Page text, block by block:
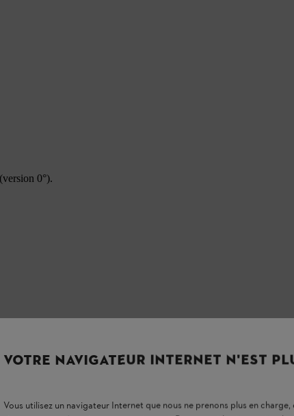
0°).
VOTRE NAVIGATEUR INTERNET N'EST
Vous utilisez un navigateur Internet que nous ne prenons plus en